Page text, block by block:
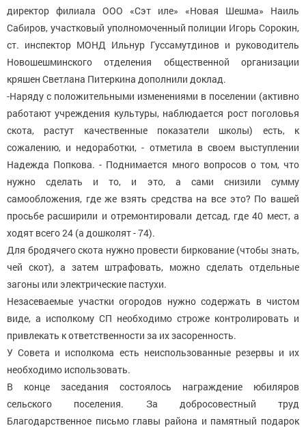
директор филиала ООО «Сэт иле» «Новая Шешма» Наиль
Сабиров, участковый уполномоченный полиции Игорь Сорокин,
ст. инспектор МОНД Ильнур Гуссамутдинов и руководитель
Новошешминского отделения общественной организации
кряшен Светлана Питеркина дополнили доклад.
-Наряду с положительными изменениями в поселении (активно
работают учреждения культуры, наблюдается рост поголовья
скота, растут качественные показатели школы) есть, к
сожалению, и недоработки, - отметила в своем выступлении
Надежда Попкова. - Поднимается много вопросов о том, что
нужно сделать и то, и это, а сами снизили сумму
самообложения, где же взять средства на все это? По вашей
просьбе расширили и отремонтировали детсад, где 40 мест, а
ходят всего 24 (а дошколят - 74).
Для бродячего скота нужно провести биркование (чтобы знать,
чей скот), а затем штрафовать, можно сделать отдельные
загоны или электрические пастухи.
Незасеваемые участки огородов нужно содержать в чистом
виде, а исполкому СП необходимо строже контролировать и
привлекать к ответственности за их засоренность.
У Совета и исполкома есть неиспользованные резервы и их
необходимо использовать.
В конце заседания состоялось награждение юбиляров
сельского поселения. За добросовестный труд
Благодарственное письмо главы района и памятный подарок